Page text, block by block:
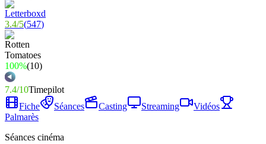
3.4/5(547)
100%(10)
7.4/10Timepilot
Fiche
Séances Casting Streaming
Vidéos
Palmarès
Séances cinéma